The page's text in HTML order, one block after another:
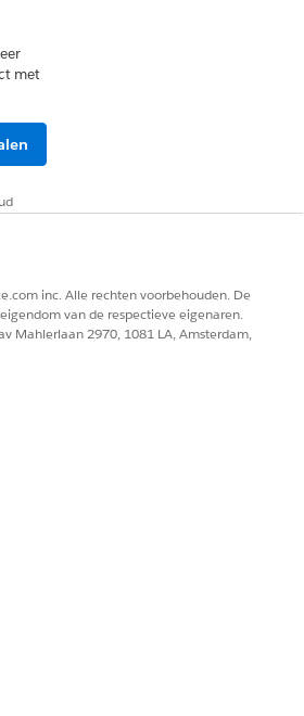
met
inc. Alle rechten voorbehouden. De
van de respectieve eigenaren.
Mahlerlaan 2970, 1081 LA, Amsterdam,